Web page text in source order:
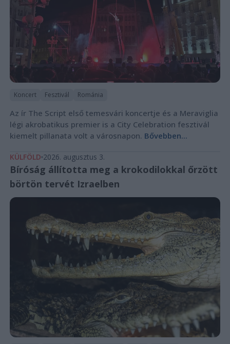
Koncert Fesztivál Románia
Az ír The Script első temesvári koncertje és a Meraviglia
légi akrobatikus premier is a City Celebration fesztivál
kiemelt pillanata volt a városnapon. Bővebben...
KÜLFÖLD 2026. augusztus 3.
Bíróság állította meg a krokodilokkal őrzött
börtön tervét Izraelben